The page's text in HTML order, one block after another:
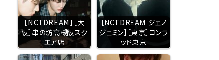
［NCTDREAM］［大
阪］串の坊高槻阪スク
エア店
［NCTDREAM ジェノ
ジェミン］［東京］コンラ
ッド東京